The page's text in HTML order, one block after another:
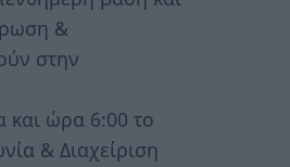
&
στην
και ώρα 6:00 το
& Διαχείριση